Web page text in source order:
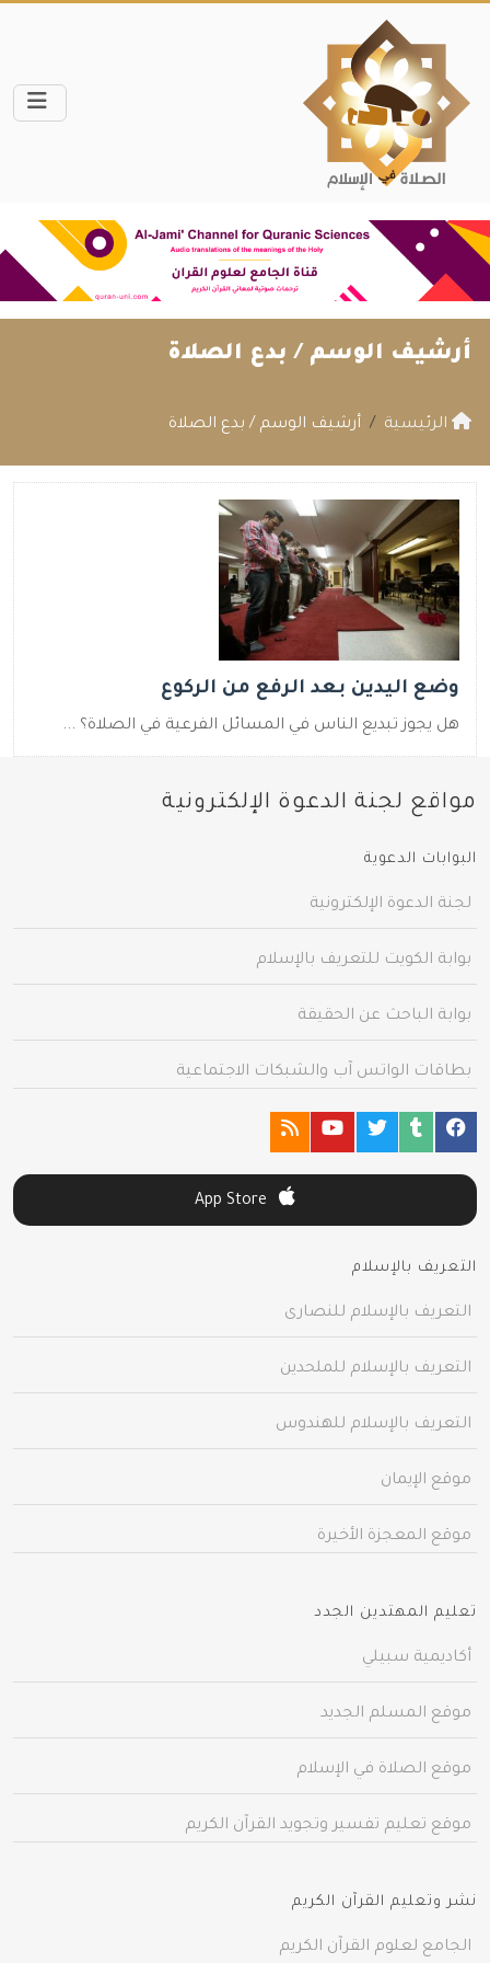
أرشيف الوسم / بدع الصلاة
الرئيسية أرشيف الوسم / بدع الصلاة
وضع اليدين بعد الرفع من الركوع
هل يجوز تبديع الناس في المسائل الفرعية في الصلاة؟ ...
مواقع لجنة الدعوة الإلكترونية
البوابات الدعوية
لجنة الدعوة الإلكترونية
بوابة الكويت للتعريف بالإسلام
بوابة الباحث عن الحقيقة
بطاقات الواتس آب والشبكات الاجتماعية
التعريف بالإسلام
التعريف بالإسلام للنصارى
التعريف بالإسلام للملحدين
التعريف بالإسلام للهندوس
موقع الإيمان
موقع المعجزة الأخيرة
تعليم المهتدين الجدد
أكاديمية سبيلي
موقع المسلم الجديد
موقع الصلاة في الإسلام
موقع تعليم تفسير وتجويد القرآن الكريم
نشر وتعليم القرآن الكريم
الجامع لعلوم القرآن الكريم